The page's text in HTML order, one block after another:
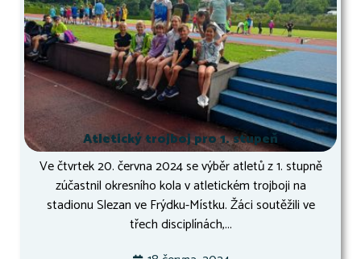
Atletický trojboj pro 1. stupeň
Ve čtvrtek 20. června 2024 se výběr atletů z 1. stupně
zúčastnil okresního kola v atletickém trojboji na
stadionu Slezan ve Frýdku-Místku. Žáci soutěžili ve
třech disciplínách,...